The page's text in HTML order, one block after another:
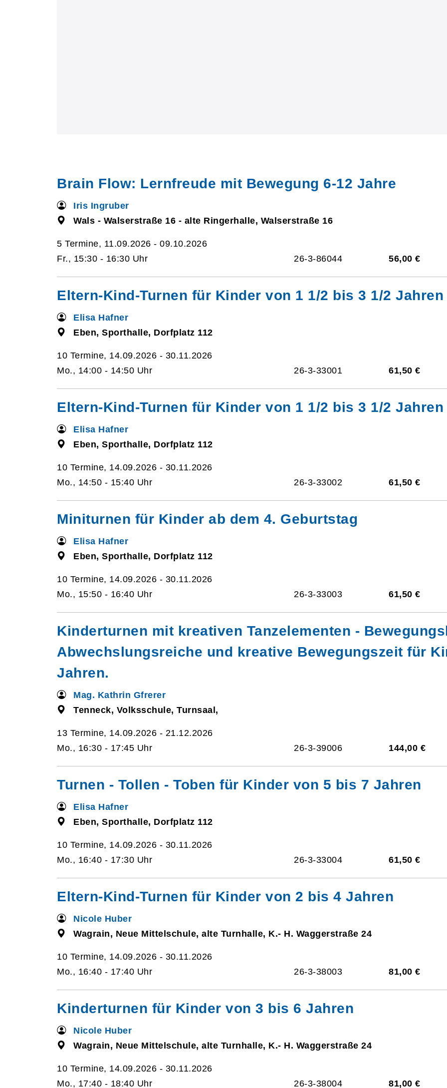
Brain Flow: Lernfreude mit Bewegung 6-12 Jahre
Iris Ingruber
Wals - Walserstraße 16 - alte Ringerhalle, Walserstraße 16
5 Termine, 11.09.2026 - 09.10.2026
Fr., 15:30 - 16:30 Uhr
26-3-86044 56,00 €
Eltern-Kind-Turnen für Kinder von 1 1/2 bis 3 1/2 Jahren
Elisa Hafner
Eben, Sporthalle, Dorfplatz 112
10 Termine, 14.09.2026 - 30.11.2026
Mo., 14:00 - 14:50 Uhr
26-3-33001 61,50 €
Eltern-Kind-Turnen für Kinder von 1 1/2 bis 3 1/2 Jahren
Elisa Hafner
Eben, Sporthalle, Dorfplatz 112
10 Termine, 14.09.2026 - 30.11.2026
Mo., 14:50 - 15:40 Uhr
26-3-33002 61,50 €
Miniturnen für Kinder ab dem 4. Geburtstag
Elisa Hafner
Eben, Sporthalle, Dorfplatz 112
10 Termine, 14.09.2026 - 30.11.2026
Mo., 15:50 - 16:40 Uhr
26-3-33003 61,50 €
Kinderturnen mit kreativen Tanzelementen -
Abwechslungsreiche und kreative Bewegungszeit für
Jahren.
Mag. Kathrin Gfrerer
Tenneck, Volksschule, Turnsaal,
13 Termine, 14.09.2026 - 21.12.2026
Mo., 16:30 - 17:45 Uhr
26-3-39006 144,00 €
Turnen - Tollen - Toben für Kinder von 5 bis 7 Jahren
Elisa Hafner
Eben, Sporthalle, Dorfplatz 112
10 Termine, 14.09.2026 - 30.11.2026
Mo., 16:40 - 17:30 Uhr
26-3-33004 61,50 €
Eltern-Kind-Turnen für Kinder von 2 bis 4 Jahren
Nicole Huber
Wagrain, Neue Mittelschule, alte Turnhalle, K.- H. Waggerstraße 24
10 Termine, 14.09.2026 - 30.11.2026
Mo., 16:40 - 17:40 Uhr
26-3-38003 81,00 €
Kinderturnen für Kinder von 3 bis 6 Jahren
Nicole Huber
Wagrain, Neue Mittelschule, alte Turnhalle, K.- H. Waggerstraße 24
10 Termine, 14.09.2026 - 30.11.2026
Mo., 17:40 - 18:40 Uhr
26-3-38004 81,00 €